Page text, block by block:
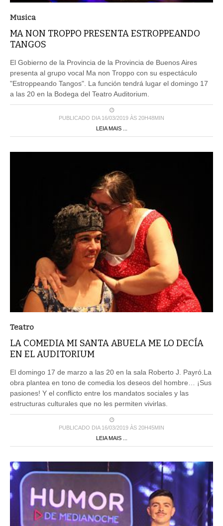
Musica
MA NON TROPPO PRESENTA ESTROPPEANDO
TANGOS
El Gobierno de la Provincia de la Provincia de Buenos Aires
presenta al grupo vocal Ma non Troppo con su espectáculo
"Estroppeando Tangos". La función tendrá lugar el domingo 17
a las 20 en la Bodega del Teatro Auditorium.
PUBLICADO DIA 16/03/2019 ÀS 20H48MIN
LEIA MAIS ...
Teatro
LA COMEDIA MI SANTA ABUELA ME LO DECÍA
EN EL AUDITORIUM
El domingo 17 de marzo a las 20 en la sala Roberto J. Payró.La
obra plantea en tono de comedia los deseos del hombre… ¡Sus
pasiones! Y el conflicto entre los mandatos sociales y las
estructuras culturales que no les permiten vivirlas.
PUBLICADO DIA 16/03/2019 ÀS 20H45MIN
LEIA MAIS ...